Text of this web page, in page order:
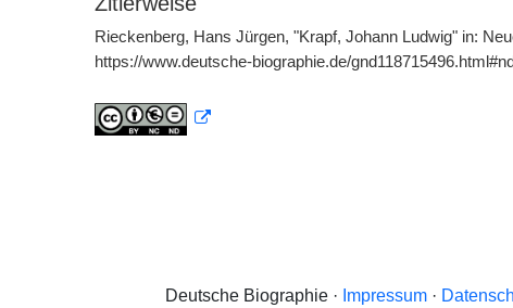
Rieckenberg, Hans Jürgen, "Krapf, Johann Ludwig" in:
https://www.deutsche-biographie.de/
Deutsche Biographie · Impressum ·